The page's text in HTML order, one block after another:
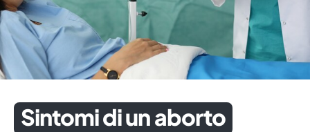
Sintomi di un aborto